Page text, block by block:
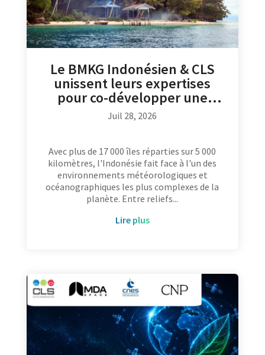
Le BMKG Indonésien & CLS
unissent leurs expertises
pour co-développer une
nouvelle génération de
modèles d’intelligence
prévision météorologique et
océanique
Juil 28, 2026
Avec plus de 17 000 îles réparties sur 5 000
kilomètres, l'Indonésie fait face à l'un des
environnements météorologiques et
océanographiques les plus complexes de la
planète. Entre reliefs...
lire plus